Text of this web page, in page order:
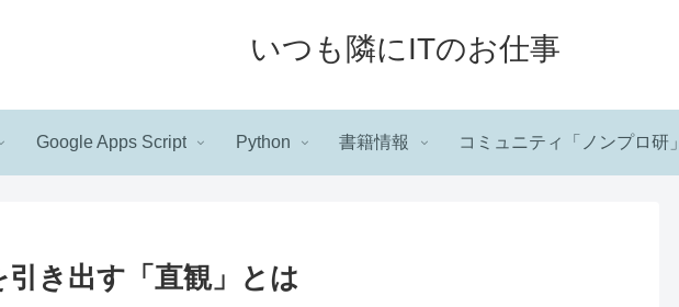
いつも隣にITのお仕事
Google Apps Script Python 書籍情報 コミュニティ「ノンプロ研」
き出す「直観」とは